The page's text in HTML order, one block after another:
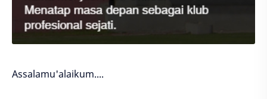
Assalamu'alaikum....